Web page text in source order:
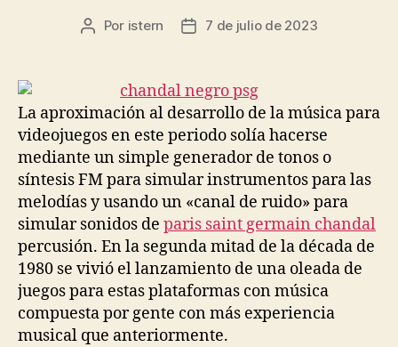
Autor
entrada
Por istern
Fecha
entrada
7 de julio de 2023
La aproximación al desarrollo de la música para
videojuegos en este periodo solía hacerse
mediante un simple generador de tonos o
síntesis FM para simular instrumentos para las
melodías y usando un «canal de ruido» para
simular sonidos de paris saint germain chandal
percusión. En la segunda mitad de la década de
1980 se vivió el lanzamiento de una oleada de
juegos para estas plataformas con música
compuesta por gente con más experiencia
musical que anteriormente.